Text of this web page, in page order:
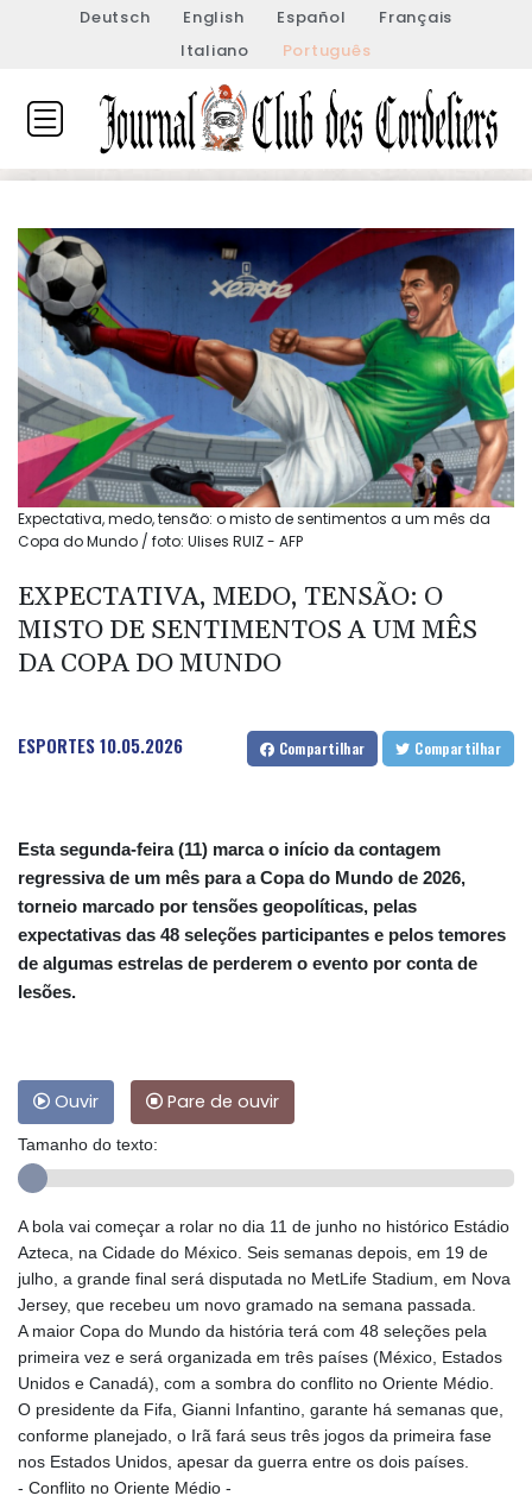
Deutsch English Español
Français
Italiano
Português
Expectativa, medo, tensão: o misto de sentimentos a um mês da
Copa do Mundo / foto: Ulises RUIZ - AFP
EXPECTATIVA, MEDO, TENSÃO: O
MISTO DE SENTIMENTOS A UM MÊS
DA COPA DO MUNDO
ESPORTES10.05.2026 Compartilhar Compartilhar
Esta segunda-feira (11) marca o início da contagem
regressiva de um mês para a Copa do Mundo de 2026,
torneio marcado por tensões geopolíticas, pelas
expectativas das 48 seleções participantes e pelos temores
de algumas estrelas de perderem o evento por conta de
lesões.
Ouvir Pare de ouvir
Tamanho do texto:
A bola vai começar a rolar no dia 11 de junho no histórico Estádio
Azteca, na Cidade do México. Seis semanas depois, em 19 de
julho, a grande final será disputada no MetLife Stadium, em Nova
Jersey, que recebeu um novo gramado na semana passada.
A maior Copa do Mundo da história terá com 48 seleções pela
primeira vez e será organizada em três países (México, Estados
Unidos e Canadá), com a sombra do conflito no Oriente Médio.
O presidente da Fifa, Gianni Infantino, garante há semanas que,
conforme planejado, o Irã fará seus três jogos da primeira fase
nos Estados Unidos, apesar da guerra entre os dois países.
- Conflito no Oriente Médio -